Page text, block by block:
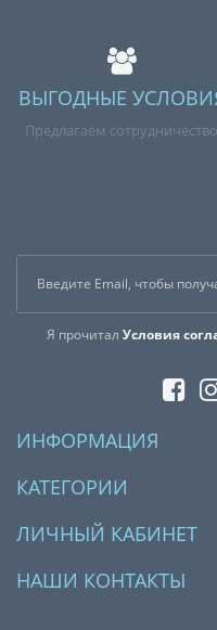
ДЕЗИНФИЦИРУЕТ:
и грязи - основной
ДОЗИРОВАН И
пакетики емкостью 50
Рекомендуется
стиральной или
процесс мойки или
ВЫГОДНЫЕ
Предлагаем сотрудничество
Я прочитал Условия
ИНФОРМАЦИЯ
КАТЕГОРИИ
ЛИЧНЫЙ КАБИНЕТ
НАШИ КОНТАКТЫ